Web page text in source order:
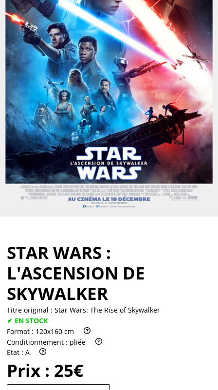
Vendre
STAR WARS :
L'ASCENSION DE
SKYWALKER
Titre original : Star Wars: The Rise of Skywalker
✔ EN STOCK
Format : 120x160 cm
Conditionnement : pliée
Etat : A
Prix : 25€